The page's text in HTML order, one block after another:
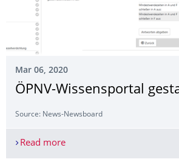
Mar 06, 2020
ÖPNV-Wissensportal
Source: News-Newsboard
Read moreÖPNV-Wissensportal